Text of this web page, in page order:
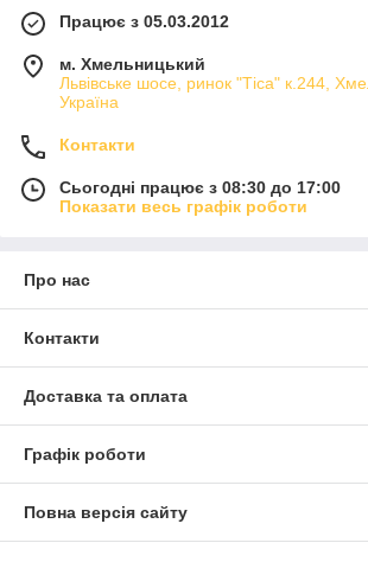
Працює з 05.03.2012
м. Хмельницький
Львівське шосе, ринок "Тіса" к.244,
Україна
Контакти
Сьогодні працює з 08:30 до 17:00
Показати весь графік роботи
Про нас
Контакти
Доставка та оплата
Графік роботи
Повна версія сайту